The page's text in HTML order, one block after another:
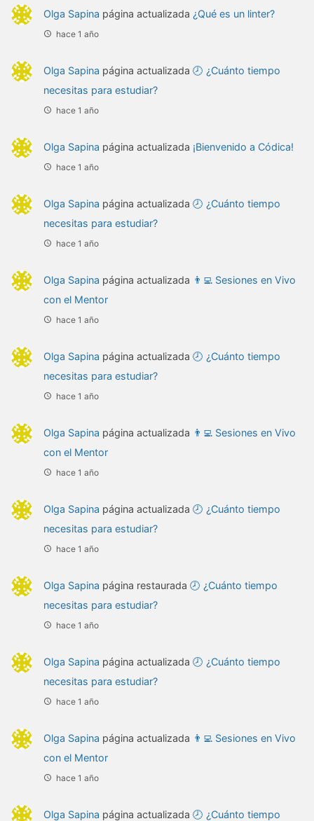
Olga Sapina página actualizada ¿Qué es un linter?
hace 1 año
Olga Sapina página actualizada 🕗 ¿Cuánto tiempo
necesitas para estudiar?
hace 1 año
Olga Sapina página actualizada ¡Bienvenido a Códica!
hace 1 año
Olga Sapina página actualizada 🕗 ¿Cuánto tiempo
necesitas para estudiar?
hace 1 año
Olga Sapina página actualizada 👨‍💻 Sesiones en Vivo
con el Mentor
hace 1 año
Olga Sapina página actualizada 🕗 ¿Cuánto tiempo
necesitas para estudiar?
hace 1 año
Olga Sapina página actualizada 👨‍💻 Sesiones en Vivo
con el Mentor
hace 1 año
Olga Sapina página actualizada 🕗 ¿Cuánto tiempo
necesitas para estudiar?
hace 1 año
Olga Sapina página restaurada 🕗 ¿Cuánto tiempo
necesitas para estudiar?
hace 1 año
Olga Sapina página actualizada 🕗 ¿Cuánto tiempo
necesitas para estudiar?
hace 1 año
Olga Sapina página actualizada 👨‍💻 Sesiones en Vivo
con el Mentor
hace 1 año
Olga Sapina página actualizada 🕗 ¿Cuánto tiempo